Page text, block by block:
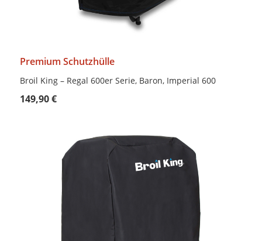
Premium Schutzhülle
Broil King – Regal 600er Serie, Baron, Imperial 600
149,90 €